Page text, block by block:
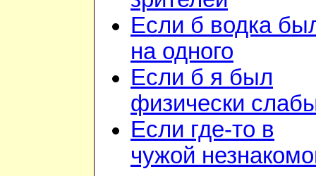
Если б водка
на одного
Если б я был
физически
Если где-то в
чужой